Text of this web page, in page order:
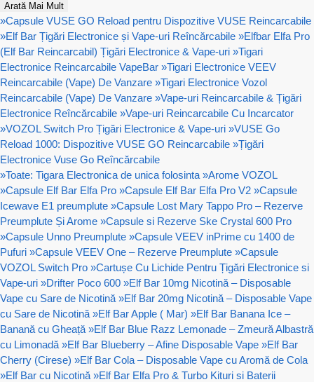
Arată Mai Mult
»Capsule VUSE GO Reload pentru Dispozitive VUSE Reincarcabile
»Elf Bar Țigări Electronice și Vape-uri Reîncărcabile »Elfbar Elfa Pro
(Elf Bar Reincarcabil) Țigări Electronice & Vape-uri »Tigari
Electronice Reincarcabile VapeBar »Tigari Electronice VEEV
Reincarcabile (Vape) De Vanzare »Tigari Electronice Vozol
Reincarcabile (Vape) De Vanzare »Vape-uri Reincarcabile & Țigări
Electronice Reîncărcabile »Vape-uri Reincarcabile Cu Incarcator
»VOZOL Switch Pro Țigări Electronice & Vape-uri »VUSE Go
Reload 1000: Dispozitive VUSE GO Reincarcabile »Țigări
Electronice Vuse Go Reîncărcabile
»Toate: Tigara Electronica de unica folosinta »Arome VOZOL
»Capsule Elf Bar Elfa Pro »Capsule Elf Bar Elfa Pro V2 »Capsule
Icewave E1 preumplute »Capsule Lost Mary Tappo Pro – Rezerve
Preumplute Și Arome »Capsule si Rezerve Ske Crystal 600 Pro
»Capsule Unno Preumplute »Capsule VEEV inPrime cu 1400 de
Pufuri »Capsule VEEV One – Rezerve Preumplute »Capsule
VOZOL Switch Pro »Cartușe Cu Lichide Pentru Țigări Electronice si
Vape-uri »Drifter Poco 600 »Elf Bar 10mg Nicotină – Disposable
Vape cu Sare de Nicotină »Elf Bar 20mg Nicotină – Disposable Vape
cu Sare de Nicotină »Elf Bar Apple ( Mar) »Elf Bar Banana Ice –
Banană cu Gheață »Elf Bar Blue Razz Lemonade – Zmeură Albastră
cu Limonadă »Elf Bar Blueberry – Afine Disposable Vape »Elf Bar
Cherry (Cirese) »Elf Bar Cola – Disposable Vape cu Aromă de Cola
»Elf Bar cu Nicotină »Elf Bar Elfa Pro & Turbo Kituri si Baterii